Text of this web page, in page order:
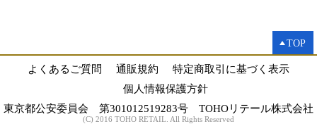
TOP
よくあるご質問 通販規約
特定商取引に基づく表示
個人情報保護方針
東京都公安委員会 第301012519283号 TOHOリテール株式会社
(C) 2016 TOHO RETAIL. All Rights Reserved